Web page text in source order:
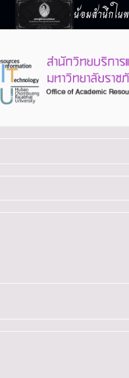
น้อมสำนึกใน